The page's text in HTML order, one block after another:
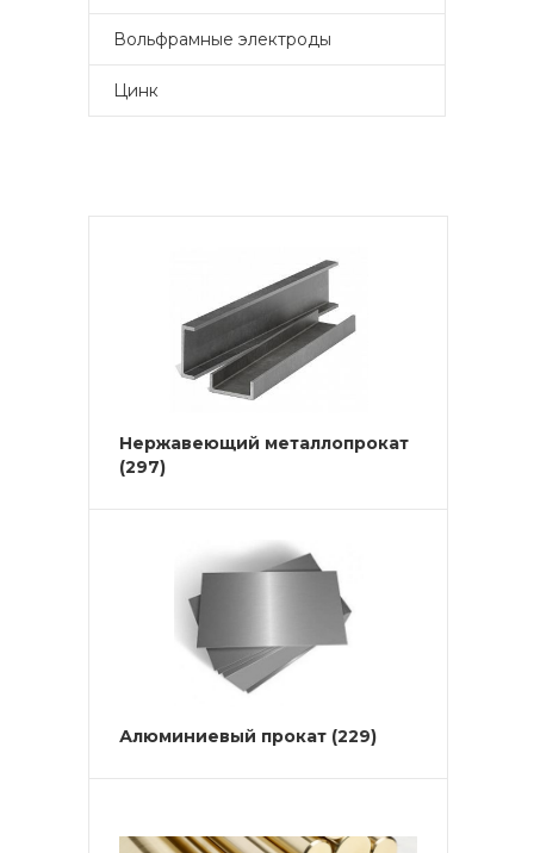
Вольфрамные электроды
Цинк
Нержавеющий металлопрокат
(297)
Алюминиевый прокат (229)